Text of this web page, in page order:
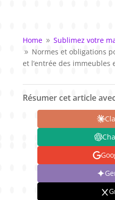
Home 9 Sublimez votre
9 Normes et obligations
et l’entrée des immeubles
Résumer cet article